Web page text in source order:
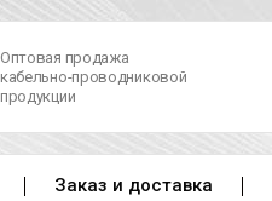
Оптовая продажа
кабельно-проводниковой
продукции
Заказ и доставка